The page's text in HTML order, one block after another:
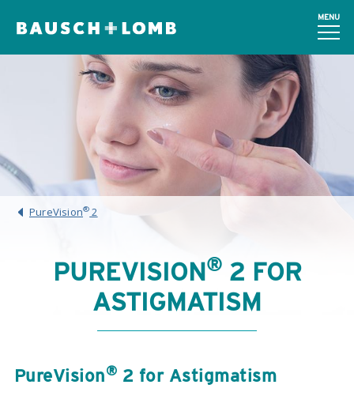
MENU
PureVision® 2
PUREVISION®2 FOR
ASTIGMATISM
PureVision® 2 for Astigmatism